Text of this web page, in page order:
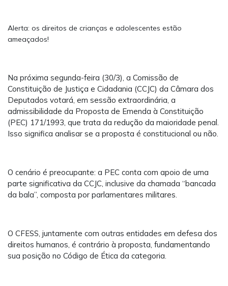
Alerta: os direitos de crianças e adolescentes estão
ameaçados!
Na próxima segunda-feira (30/3), a Comissão de
Constituição de Justiça e Cidadania (CCJC) da Câmara dos
Deputados votará, em sessão extraordinária, a
admissibilidade da Proposta de Emenda à Constituição
(PEC) 171/1993, que trata da redução da maioridade penal.
Isso significa analisar se a proposta é constitucional ou não.
O cenário é preocupante: a PEC conta com apoio de uma
parte significativa da CCJC, inclusive da chamada “bancada
da bala”, composta por parlamentares militares.
O CFESS, juntamente com outras entidades em defesa dos
direitos humanos, é contrário à proposta, fundamentando
sua posição no Código de Ética da categoria.